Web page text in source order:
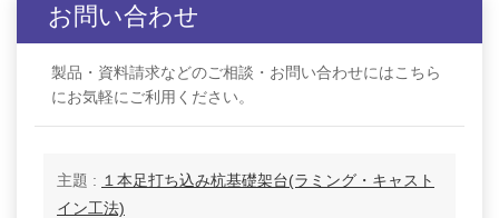
お問い合わせ
製品・資料請求などのご相談・お問い合わせにはこちら
にお気軽にご利用ください。
主題 : １本足打ち込み杭基礎架台(ラミング・キャスト
イン工法)